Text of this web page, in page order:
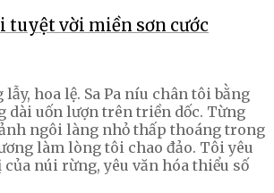
tuyệt vời miền sơn cước
lẫy, hoa lệ. Sa Pa níu chân tôi bằng
dài uốn lượn trên triền dốc. Từng
ngôi làng nhỏ thấp thoáng trong
làm lòng tôi chao đảo. Tôi yêu
của núi rừng, yêu văn hóa thiểu số